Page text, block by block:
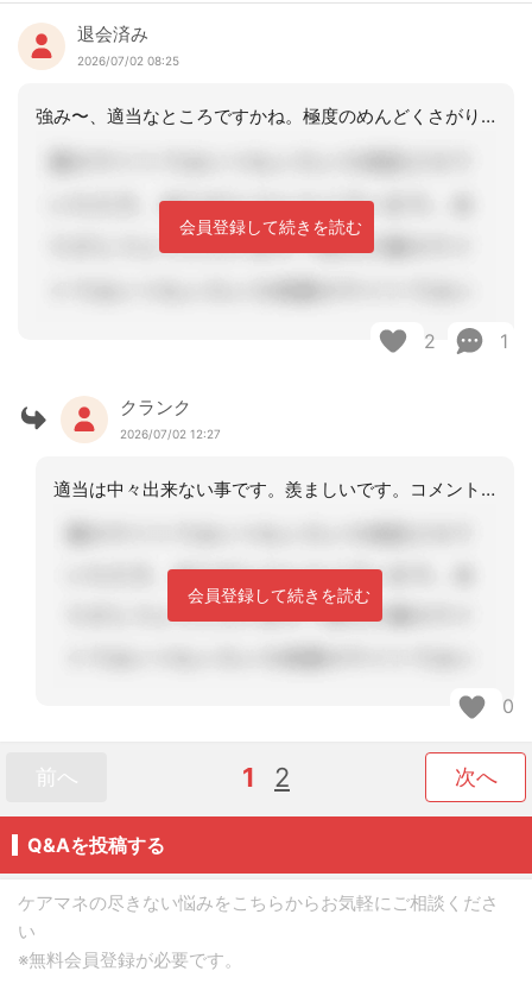
退会済み
2026/07/02 08:25
強み〜、適当なところですかね。極度のめんどくさがり、気分屋なところ。あはは…
会員登録して続きを読む
2 1
クランク
2026/07/02 12:27
適当は中々出来ない事です。羨ましいです。コメントをありがとうございました。
会員登録して続きを読む
0
前へ 1 2 次へ
Q&Aを投稿する